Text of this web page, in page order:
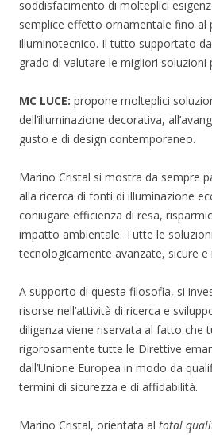
soddisfacimento di molteplici
semplice effetto ornamentale fino al
illuminotecnico. Il tutto supportato
grado di valutare le migliori soluzioni
MC LUCE: propone molteplici
dell’illuminazione decorativa,
gusto e di design contemporaneo.
Marino Cristal si mostra da sempre
alla ricerca di fonti di illuminazione
coniugare efficienza di resa,
impatto ambientale. Tutte le
tecnologicamente avanzate, sicure e
A supporto di questa filosofia, si
risorse nell’attività di ricerca e
diligenza viene riservata al fatto che
rigorosamente tutte le Direttive
dall’Unione Europea in modo da
termini di sicurezza e di affidabilità.
Marino Cristal, orientata al total